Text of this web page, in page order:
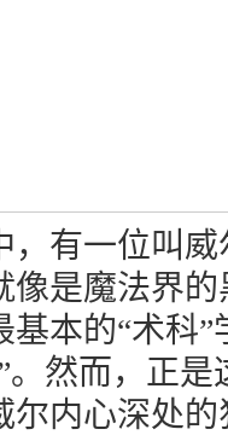
有一位叫威
像是魔法界
本的“术科
。然而，正
尔内心深处